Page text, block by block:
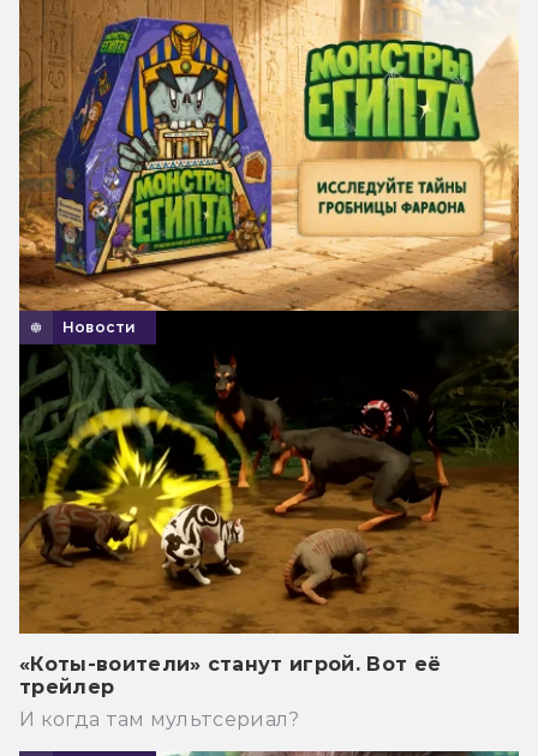
Новости
«Коты-воители» станут игрой. Вот её
трейлер
И когда там мультсериал?